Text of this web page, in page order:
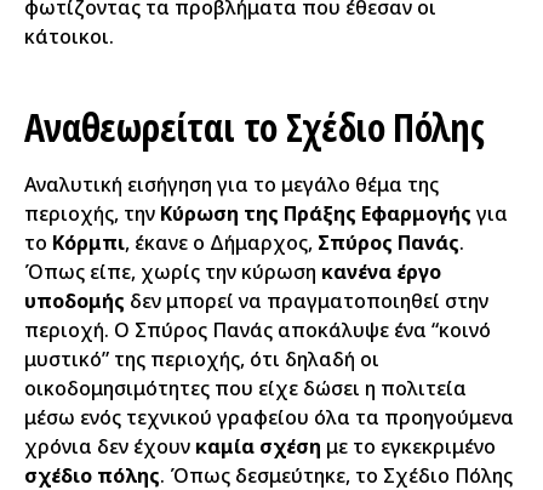
φωτίζοντας τα προβλήματα που έθεσαν οι
κάτοικοι.
Αναθεωρείται το Σχέδιο Πόλης
Αναλυτική εισήγηση για το μεγάλο θέμα της
περιοχής, την Κύρωση της Πράξης Εφαρμογής για
το Κόρμπι, έκανε ο Δήμαρχος, Σπύρος Πανάς.
Όπως είπε, χωρίς την κύρωση κανένα έργο
υποδομής δεν μπορεί να πραγματοποιηθεί στην
περιοχή. Ο Σπύρος Πανάς αποκάλυψε ένα “κοινό
μυστικό” της περιοχής, ότι δηλαδή οι
οικοδομησιμότητες που είχε δώσει η πολιτεία
μέσω ενός τεχνικού γραφείου όλα τα προηγούμενα
χρόνια δεν έχουν καμία σχέση με το εγκεκριμένο
σχέδιο πόλης. Όπως δεσμεύτηκε, το Σχέδιο Πόλης